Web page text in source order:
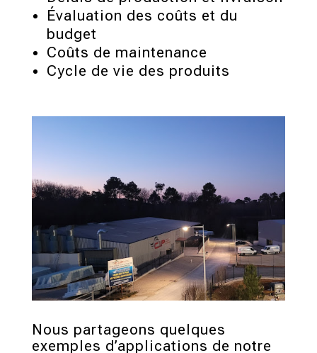
Évaluation des coûts et du
budget
Coûts de maintenance
Cycle de vie des produits
Nous partageons quelques
exemples d’applications de notre